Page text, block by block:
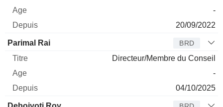
-
20/09/2022
Parimal Rai BRD
Directeur/Membre du Conseil
-
04/10/2025